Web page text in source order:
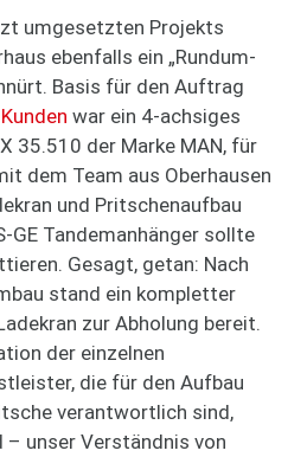
umgesetzten Projekts
ebenfalls ein „Rundum-
Basis für den Auftrag
war ein 4-achsiges
35.510 der Marke MAN, für
dem Team aus Oberhausen
und Pritschenaufbau
GE Tandemanhänger sollte
Gesagt, getan: Nach
stand ein kompletter
zur Abholung bereit.
der einzelnen
die für den Aufbau
verantwortlich sind,
– unser Verständnis von